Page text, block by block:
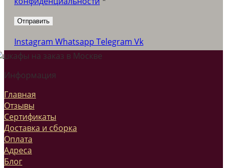
Instagram Whatsapp Telegram Vk
Информация
Главная
Отзывы
Сертификаты
Доставка и сборка
Оплата
Адреса
Блог